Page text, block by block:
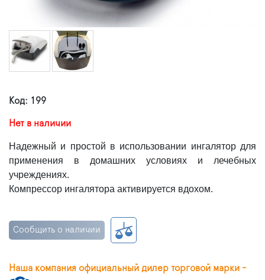
Код: 199
Нет в наличии
Надежный и простой в использовании ингалятор для
применения в домашних условиях и лечебных
учреждениях.
Компрессор ингалятора активируется вдохом.
Сообщить о наличии
Наша компания официальный дилер торговой марки -